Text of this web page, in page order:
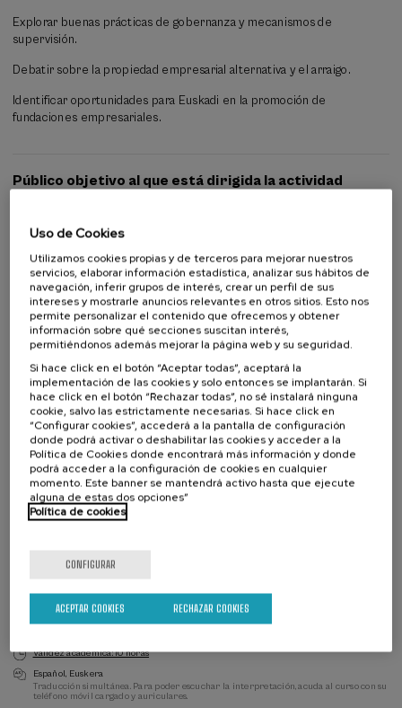
Explorar buenas prácticas de gobernanza y mecanismos de
supervisión.
Debatir sobre la propiedad empresarial alternativa y el arraigo.
Identificar oportunidades para Euskadi en la promoción de
fundaciones empresariales.
Público objetivo al que está dirigida la actividad
Alumnado universitario
Estudiantes no universitarios
Profesorado
Profesionales
Colabora
Fecha pasada
Lista
espera
Plazo de matricula finalizado
Director/a
curso
DIRECTOR/A DEL CURSO
UPV/EHU, Derecho de la Empresa
Validez académica: 10 horas
Español Euskera
Traducción simultánea. Para poder escuchar la interpretación, acuda al curso con su
teléfono móvil cargado y auriculares.
Uso de Cookies
Utilizamos cookies propias y de terceros para mejorar nuestros
servicios, elaborar información estadística, analizar sus hábitos de
navegación, inferir grupos de interés, crear un perfil de sus
intereses y mostrarle anuncios relevantes en otros sitios. Esto nos
permite personalizar el contenido que ofrecemos y obtener
información sobre qué secciones suscitan interés,
permitiéndonos además mejorar la página web y su seguridad.
Si hace click en el botón “Aceptar todas”, aceptará la
implementación de las cookies y solo entonces se implantarán. Si
hace click en el botón “Rechazar todas”, no sé instalará ninguna
cookie, salvo las estrictamente necesarias. Si hace click en
“Configurar cookies”, accederá a la pantalla de configuración
donde podrá activar o deshabilitar las cookies y acceder a la
Política de Cookies donde encontrará más información y donde
podrá acceder a la configuración de cookies en cualquier
momento. Este banner se mantendrá activo hasta que ejecute
alguna de estas dos opciones”
Política de cookies
CONFIGURAR
RECHAZAR COOKIES
ACEPTAR COOKIES